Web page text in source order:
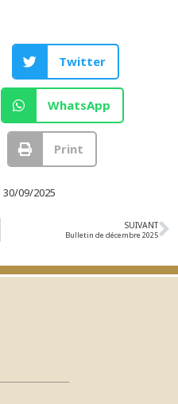
Twitter
WhatsApp
Print
30/09/2025
SUIVANT
Bulletin de décembre 2025